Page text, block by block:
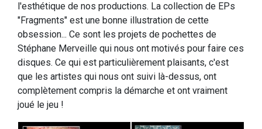
l'esthétique de nos productions. La collection de EPs
"Fragments" est une bonne illustration de cette
obsession... Ce sont les projets de pochettes de
Stéphane Merveille qui nous ont motivés pour faire ces
disques. Ce qui est particulièrement plaisants, c'est
que les artistes qui nous ont suivi là-dessus, ont
complètement compris la démarche et ont vraiment
joué le jeu !